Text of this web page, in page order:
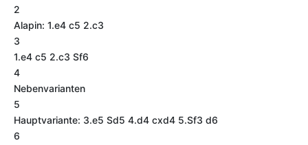
2
Alapin: 1.e4 c5 2.c3
3
1.e4 c5 2.c3 Sf6
4
Nebenvarianten
5
Hauptvariante: 3.e5 Sd5 4.d4 cxd4 5.Sf3 d6
6